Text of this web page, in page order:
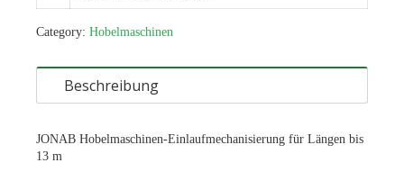
Category: Hobelmaschinen
Beschreibung
JONAB Hobelmaschinen-Einlaufmechanisierung für Längen bis
13 m